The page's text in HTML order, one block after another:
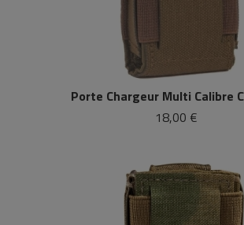
Porte Chargeur Multi Calibre
18,00 €